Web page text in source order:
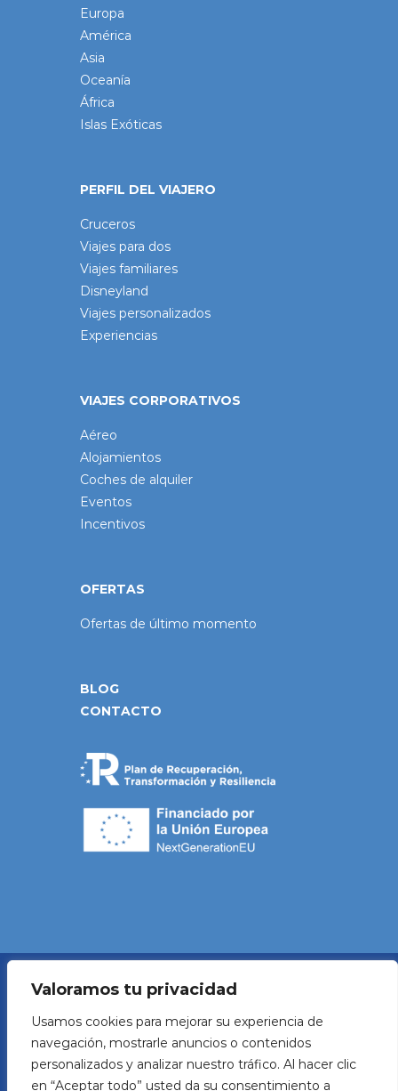
Valoramos tu privacidad
Usamos cookies para mejorar su experiencia de
navegación, mostrarle anuncios o contenidos
personalizados y analizar nuestro tráfico. Al hacer clic
en “Aceptar todo” usted da su consentimiento a
Europa
América
Asia
Oceanía
África
Islas Exóticas
PERFIL DEL VIAJERO
Cruceros
Viajes para dos
Viajes familiares
Disneyland
Viajes personalizados
Experiencias
VIAJES CORPORATIVOS
Aéreo
Alojamientos
Coches de alquiler
Eventos
Incentivos
OFERTAS
Ofertas de último momento
BLOG
CONTACTO